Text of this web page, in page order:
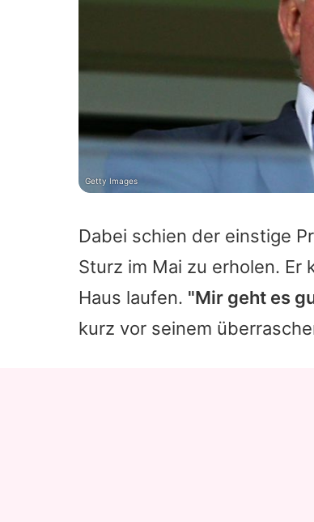
Dabei schien der einstige
Sturz im Mai zu erholen.
Haus laufen. "Mir geht es
kurz vor seinem
Getty Images